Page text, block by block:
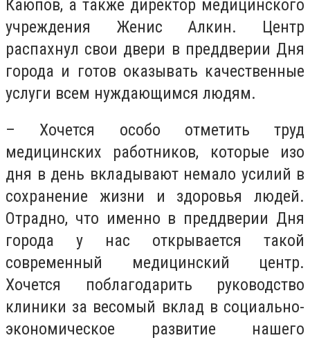
Каюпов, а также директор медицинского
учреждения Женис Алкин. Центр
распахнул свои двери в преддверии Дня
города и готов оказывать качественные
услуги всем нуждающимся людям.
– Хочется особо отметить труд
медицинских работников, которые изо
дня в день вкладывают немало усилий в
сохранение жизни и здоровья людей.
Отрадно, что именно в преддверии Дня
города у нас открывается такой
современный медицинский центр.
Хочется поблагодарить руководство
клиники за весомый вклад в социально-
экономическое развитие нашего